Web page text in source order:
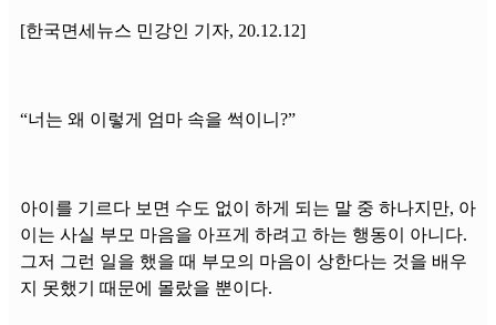
[한국면세뉴스 민강인 기자, 20.12.12]
“너는 왜 이렇게 엄마 속을 썩이니?”
아이를 기르다 보면 수도 없이 하게 되는 말 중 하나지만, 아
이는 사실 부모 마음을 아프게 하려고 하는 행동이 아니다.
그저 그런 일을 했을 때 부모의 마음이 상한다는 것을 배우
지 못했기 때문에 몰랐을 뿐이다.